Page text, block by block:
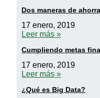
Dos maneras de
17 enero, 2019
Leer más »
Cumpliendo metas
17 enero, 2019
Leer más »
¿Qué es Big Data?